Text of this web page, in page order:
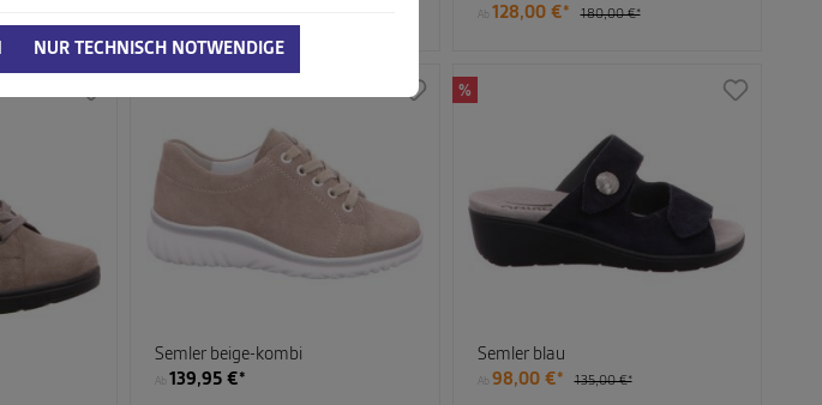
Ab 128,00 €* 180,00 €*
Semler beige-kombi
Ab 139,95 €*
%
Semler blau
Ab 98,00 €* 135,00 €*
NUR TECHNISCH NOTWENDIGE